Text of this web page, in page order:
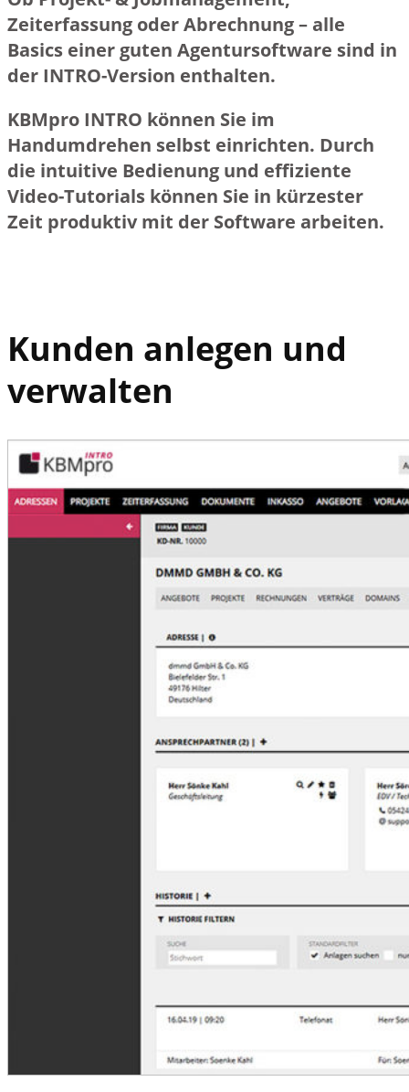
Zeiterfassung oder Abrechnung – alle
Basics einer guten Agentursoftware sind in
der INTRO-Version enthalten.
KBMpro INTRO können Sie im
Handumdrehen selbst einrichten. Durch
die intuitive Bedienung und effiziente
Video-Tutorials können Sie in kürzester
Zeit produktiv mit der Software arbeiten.
Kunden anlegen und
verwalten